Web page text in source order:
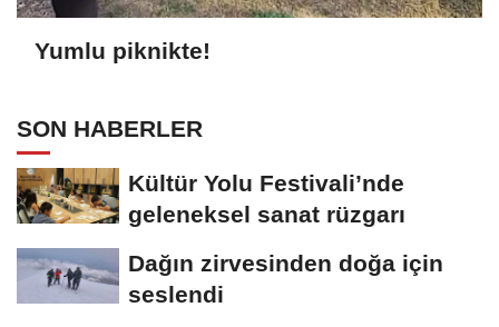
Yumlu piknikte!
SON HABERLER
Kültür Yolu Festivali’nde
geleneksel sanat rüzgarı
Dağın zirvesinden doğa için
seslendi